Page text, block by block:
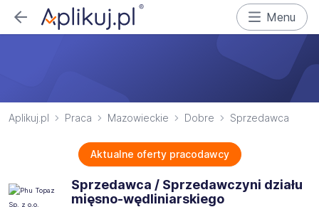
Menu
Aplikuj.pl Praca Mazowieckie Dobre Sprzedawca
Aktualne oferty pracodawcy
Sprzedawca / Sprzedawczyni działu
mięsno-wędliniarskiego